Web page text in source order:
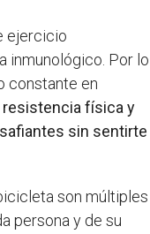
ejercicio
inmunológico. Por lo
constante en
resistencia física y
sin sentirte
son múltiples
persona y de su